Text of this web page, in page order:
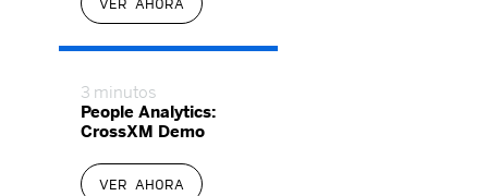
3 minutos
People Analytics:
CrossXM Demo
VER AHORA